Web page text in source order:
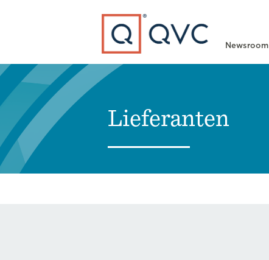
Newsroom
Type to search
Lieferanten